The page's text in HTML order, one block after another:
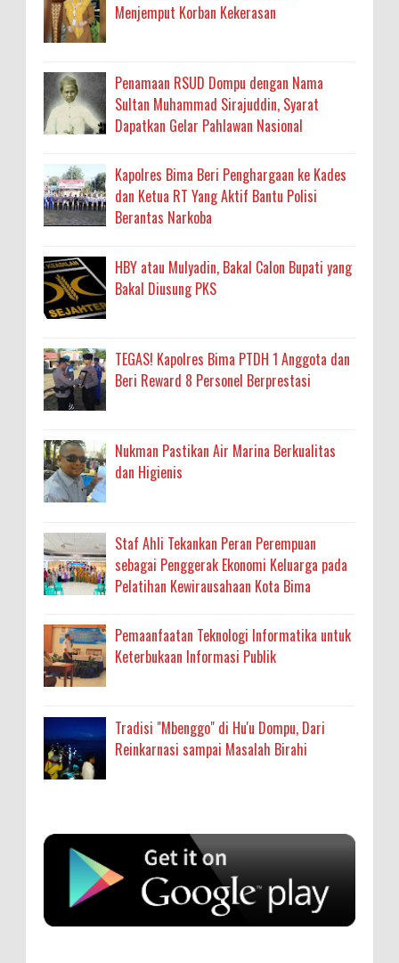
Menjemput Korban Kekerasan
Penamaan RSUD Dompu dengan Nama
Sultan Muhammad Sirajuddin, Syarat
Dapatkan Gelar Pahlawan Nasional
Kapolres Bima Beri Penghargaan ke Kades
dan Ketua RT Yang Aktif Bantu Polisi
Berantas Narkoba
HBY atau Mulyadin, Bakal Calon Bupati yang
Bakal Diusung PKS
TEGAS! Kapolres Bima PTDH 1 Anggota dan
Beri Reward 8 Personel Berprestasi
Nukman Pastikan Air Marina Berkualitas
dan Higienis
Staf Ahli Tekankan Peran Perempuan
sebagai Penggerak Ekonomi Keluarga pada
Pelatihan Kewirausahaan Kota Bima
Pemaanfaatan Teknologi Informatika untuk
Keterbukaan Informasi Publik
Tradisi "Mbenggo" di Hu'u Dompu, Dari
Reinkarnasi sampai Masalah Birahi
Anonymous
sumbu pdk nh org
SIGAPUAN dan Ikhtiar Kota Bima Menjemput
Korban Kekerasan
Oleh: MardiaturrahmahAdministrasi Kesehatan
Ahli Madya, Dinas Kesehatan... read more